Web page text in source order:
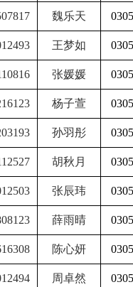
魏乐天
王梦如
张媛媛
杨子萱
孙羽彤
胡秋月
张辰玮
薛雨晴
陈心妍
周卓然